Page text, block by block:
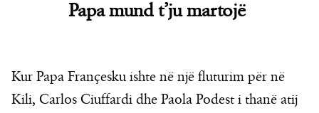
Papa mund t’ju martojë
Kur Papa Françesku ishte në një fluturim për në
Kili, Carlos Ciuffardi dhe Paola Podest i thanë atij